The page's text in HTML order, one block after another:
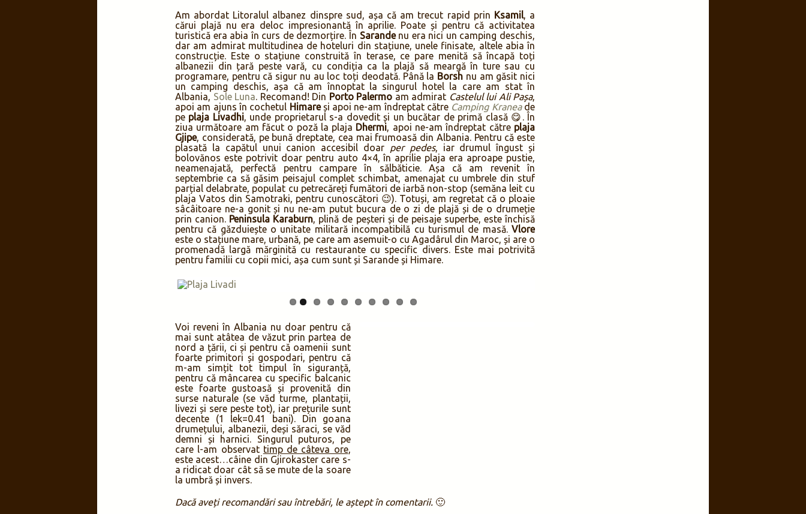
Am abordat Litoralul albanez dinspre sud, așa că am trecut rapid prin Ksamil, a
cărui plajă nu era deloc impresionantă în aprilie. Poate și pentru că activitatea
turistică era abia în curs de dezmorțire. În Sarandenu era nici un camping deschis,
dar am admirat multitudinea de hoteluri din stațiune, unele finisate, altele abia în
construcție. Este o stațiune construită în terase, ce pare menită să încapă toți
albanezii din țară peste vară, cu condiția ca la plajă să meargă în ture sau cu
programare, pentru că sigur nu au loc toți deodată. Până la Borsh nu am găsit nici
un camping deschis, așa că am înnoptat la singurul hotel la care am stat în
Albania, Sole Luna. Recomand! Din Porto Palermo am admirat Castelul lui Ali Pașa,
apoi am ajuns în cochetul Himareși apoi ne-am îndreptat către Camping Kraneade
pe plaja Livadhi, unde proprietarul s-a dovedit și un bucătar de primă clasă 😋. În
ziua următoare am făcut o poză la plaja Dhermi, apoi ne-am îndreptat către plaja
Gjipe, considerată, pe bună dreptate, cea mai frumoasă din Albania. Pentru că este
plasată la capătul unui canion accesibil doar per pedes, iar drumul îngust și
bolovănos este potrivit doar pentru auto 4×4, în aprilie plaja era aproape pustie,
neamenajată, perfectă pentru campare în sălbăticie. Așa că am revenit în
septembrie ca să găsim peisajul complet schimbat, amenajat cu umbrele din stuf
parțial delabrate, populat cu petrecăreți fumători de iarbă non-stop (semăna leit cu
plaja Vatos din Samotraki, pentru cunoscători 😉). Totuși, am regretat că o ploaie
sâcâitoare ne-a gonit și nu ne-am putut bucura de o zi de plajă și de o drumeție
prin canion. Peninsula Karaburn, plină de peșteri și de peisaje superbe, este închisă
pentru că găzduiește o unitate militară incompatibilă cu turismul de masă. Vlore
este o stațiune mare, urbană, pe care am asemuit-o cu Agadârul din Maroc, și are o
promenadă largă mărginită cu restaurante cu specific divers. Este mai potrivită
pentru familii cu copii mici, așa cum sunt și Sarande și Himare.
Voi reveni în Albania nu doar pentru că
mai sunt atâtea de văzut prin partea de
nord a țării, ci și pentru că oamenii sunt
foarte primitori și gospodari, pentru că
m-am simțit tot timpul în siguranță,
pentru că mâncarea cu specific balcanic
este foarte gustoasă și provenită din
surse naturale (se văd turme, plantații,
livezi și sere peste tot), iar prețurile sunt
decente (1 lek=0.41 bani). Din goana
drumețului, albanezii, deși săraci, se văd
demni și harnici. Singurul puturos, pe
care l-am observat timp de câteva ore,
este acest…câine din Gjirokaster care s-
a ridicat doar cât să se mute de la soare
la umbră și invers.
Dacă aveți recomandări sau întrebări, le aștept în comentarii. 🙂